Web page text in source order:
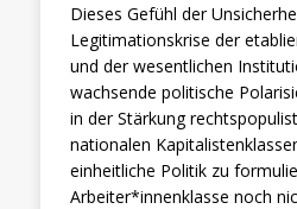
Dieses Gefühl der
Legitimationskrise der
und der wesentlichen
wachsende politische
in der Stärkung
nationalen
einheitliche Politik zu
Arbeiter*innenklasse noch